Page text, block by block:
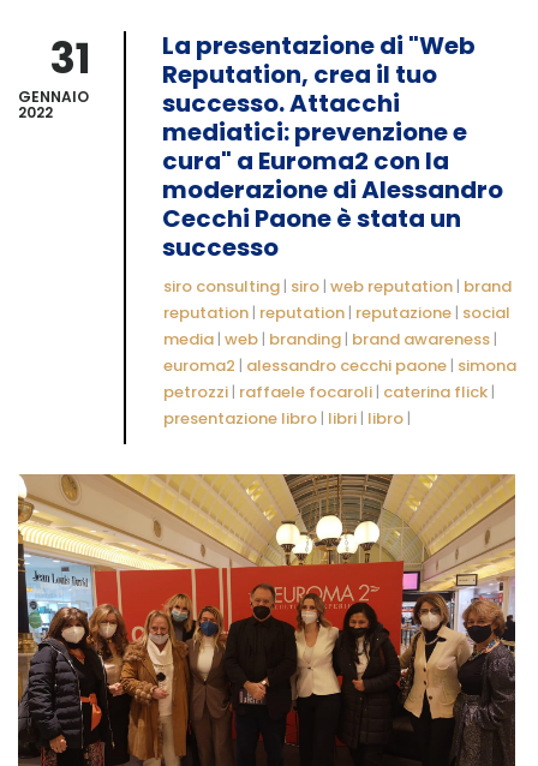
31
GENNAIO
2022
La presentazione di "Web
Reputation, crea il tuo
successo. Attacchi
mediatici: prevenzione e
cura" a Euroma2 con la
moderazione di Alessandro
Cecchi Paone è stata un
successo
siro consulting | siro | web reputation | brand
reputation | reputation | reputazione | social
media | web | branding | brand awareness |
euroma2 | alessandro cecchi paone | simona
petrozzi | raffaele focaroli | caterina flick |
presentazione libro | libri | libro |